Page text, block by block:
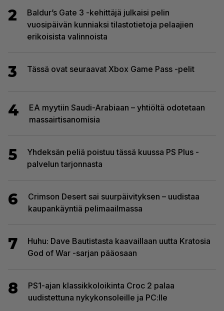
2
Baldur’s Gate 3 -kehittäjä julkaisi pelin
vuosipäivän kunniaksi tilastotietoja pelaajien
erikoisista valinnoista
3 Tässä ovat seuraavat Xbox Game Pass -pelit
4
EA myytiin Saudi-Arabiaan – yhtiöltä odotetaan
massairtisanomisia
5
Yhdeksän peliä poistuu tässä kuussa PS Plus -
palvelun tarjonnasta
6
Crimson Desert sai suurpäivityksen – uudistaa
kaupankäyntiä pelimaailmassa
7
Huhu: Dave Bautistasta kaavaillaan uutta Kratosia
God of War -sarjan pääosaan
8
PS1-ajan klassikkoloikinta Croc 2 palaa
uudistettuna nykykonsoleille ja PC:lle